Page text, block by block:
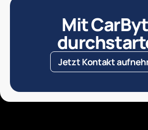
Mit
Jetzt Kontakt